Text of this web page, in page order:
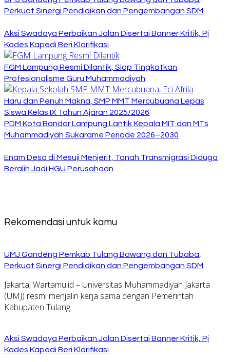
Perkuat Sinergi Pendidikan dan Pengembangan SDM
Aksi Swadaya Perbaikan Jalan Disertai Banner Kritik, Pj
Kades Kapedi Beri Klarifikasi
FGM Lampung Resmi Dilantik, Siap Tingkatkan
Profesionalisme Guru Muhammadiyah
Haru dan Penuh Makna, SMP MMT Mercubuana Lepas
Siswa Kelas IX Tahun Ajaran 2025/2026
PDM Kota Bandar Lampung Lantik Kepala MIT dan MTs
Muhammadiyah Sukarame Periode 2026–2030
Enam Desa di Mesuji Menjerit, Tanah Transmigrasi Diduga
Beralih Jadi HGU Perusahaan
Rekomendasi untuk kamu
UMJ Gandeng Pemkab Tulang Bawang dan Tubaba,
Perkuat Sinergi Pendidikan dan Pengembangan SDM
Jakarta, Wartamu.id – Universitas Muhammadiyah Jakarta
(UMJ) resmi menjalin kerja sama dengan Pemerintah
Kabupaten Tulang…
Aksi Swadaya Perbaikan Jalan Disertai Banner Kritik, Pj
Kades Kapedi Beri Klarifikasi